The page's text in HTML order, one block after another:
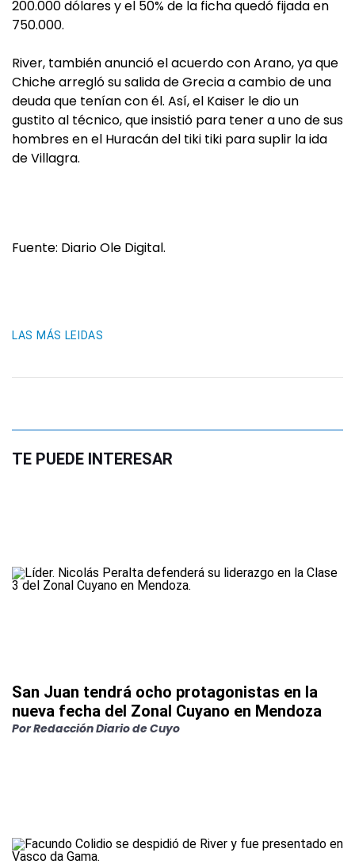
200.000 dólares y el 50% de la ficha quedó fijada en
750.000.
River, también anunció el acuerdo con Arano, ya que
Chiche arregló su salida de Grecia a cambio de una
deuda que tenían con él. Así, el Kaiser le dio un
gustito al técnico, que insistió para tener a uno de sus
hombres en el Huracán del tiki tiki para suplir la ida
de Villagra.
Fuente: Diario Ole Digital.
LAS MÁS LEIDAS
TE PUEDE INTERESAR
San Juan tendrá ocho protagonistas en la
nueva fecha del Zonal Cuyano en Mendoza
PorRedacción Diario de Cuyo